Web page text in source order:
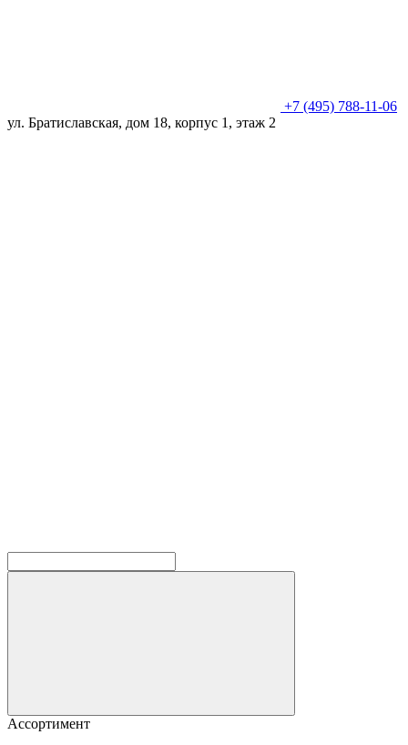
+7 (495) 788-11-06
ул. Братиславская, дом 18, корпус 1, этаж 2
Ассортимент